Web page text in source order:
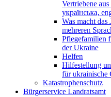
Vertriebene
українська,
Was macht das
mehreren
Pflegefamilien
der Ukraine
Helfen
Hilfestellung
für ukrainische
Katastrophenschutz
Bürgerservice Landratsamt